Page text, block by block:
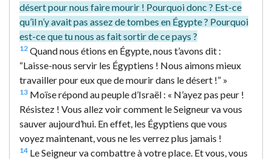
désert pour nous faire mourir ! Pourquoi donc ? Est-ce
qu’il n’y avait pas assez de tombes en Égypte ? Pourquoi
est-ce que tu nous as fait sortir de ce pays ?
12 Quand nous étions en Égypte, nous t’avons dit :
“Laisse-nous servir les Égyptiens ! Nous aimons mieux
travailler pour eux que de mourir dans le désert !” »
13 Moïse répond au peuple d’Israël : « N’ayez pas peur !
Résistez ! Vous allez voir comment le Seigneur va vous
sauver aujourd’hui. En effet, les Égyptiens que vous
voyez maintenant, vous ne les verrez plus jamais !
14 Le Seigneur va combattre à votre place. Et vous, vous